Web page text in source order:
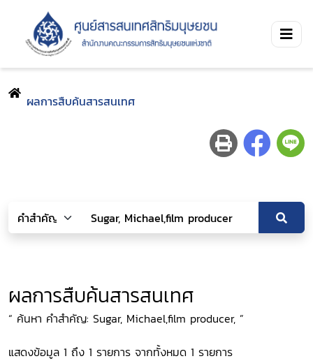
ผลการสืบค้นสารสนเทศ
ผลการสืบค้นสารสนเทศ
“ ค้นหา คำสำคัญ: Sugar, Michael,film producer, ”
แสดงข้อมูล 1 ถึง 1 รายการ จากทั้งหมด 1 รายการ